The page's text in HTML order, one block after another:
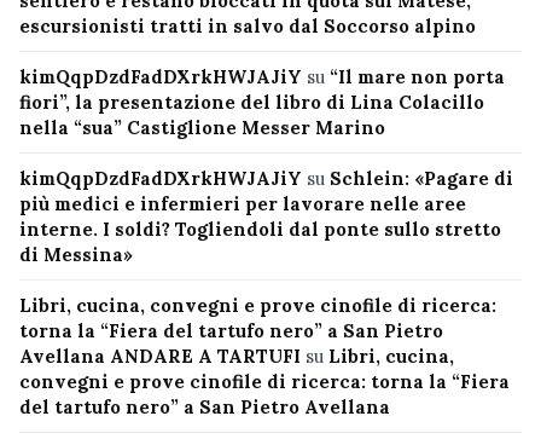
escursionisti tratti in salvo dal Soccorso alpino
kimQqpDzdFadDXrkHWJAJiY su “Il mare non porta
fiori”, la presentazione del libro di Lina Colacillo
nella “sua” Castiglione Messer Marino
kimQqpDzdFadDXrkHWJAJiY su Schlein: «Pagare di
più medici e infermieri per lavorare nelle aree
interne. I soldi? Togliendoli dal ponte sullo stretto
di Messina»
Libri, cucina, convegni e prove cinofile di ricerca:
torna la “Fiera del tartufo nero” a San Pietro
Avellana ANDARE A TARTUFI su Libri, cucina,
convegni e prove cinofile di ricerca: torna la “Fiera
del tartufo nero” a San Pietro Avellana